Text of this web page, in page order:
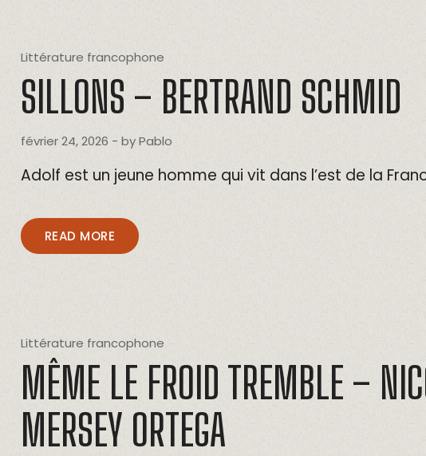
Littérature francophone
SILLONS – BERTRAND SCHMID
février 24, 2026 - byPablo
Adolf est un jeune homme qui vit dans l’est de la
READ MORE
Littérature francophone
MÊME LE FROID TREMBLE –
MERSEY ORTEGA